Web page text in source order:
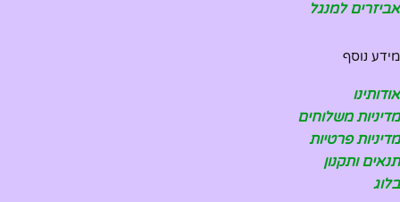
אביזרים למנגל
מידע נוסף
אודותינו
מדיניות משלוחים
מדיניות פרטיות
תנאים ותקנון
בלוג